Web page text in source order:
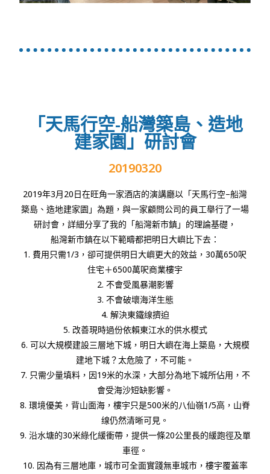
「天馬行空-船灣築島、造地
建家園」研討會
20190320
2019年3月20日在旺角一家酒店的演講廳以「天馬行空–船灣
築島、造地建家園」為題，與一家顧問公司的員工舉行了一場
研討會，詳細分享了我的「船灣新市鎮」的理論基礎，
船灣新市鎮在以下範疇都把明日大嶼比下去：
1. 費用只需1/3 ，卻可提供明日大嶼更大的效益， 30萬650呎
住宅＋6500萬呎商業樓宇
2. 不會受風暴潮影響
3. 不會破壞海洋生態
4. 解決東鐵缐擠迫
5. 改善現時過份依賴東江水的供水模式
6. 可以大規模建設三層地下城，明日大嶼在海上築島，大規模
建地下城？太危險了，不可能。
7. 只需少量填料，因19米的水深，大部分為地下城所佔用，不
會受海沙短缺影響。
8. 環境優美，背山面海，樓宇只是500米的八仙嶺1/5高，山脊
缐仍然清晰可見。
9. 沿水塘的30米綠化緩衝帶，提供一條20公里長的緩跑徑及單
車徑。
10. 因為有三層地庫，城市可全面實踐無車城市，樓宇覆蓋率